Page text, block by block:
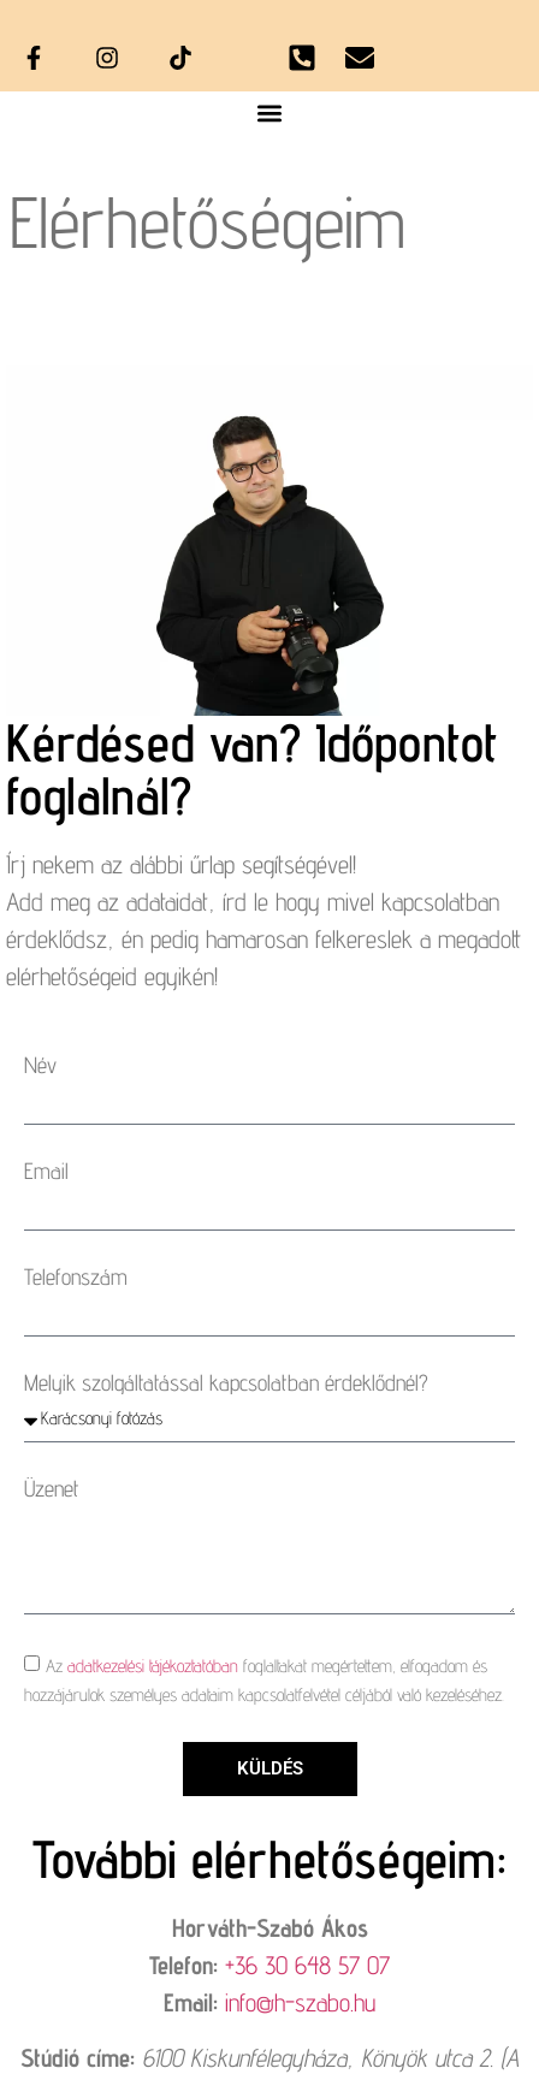
Elérhetőségeim
Kérdésed van? Időpontot
foglalnál?
Írj nekem az alábbi űrlap segítségével!
Add meg az adataidat, írd le hogy mivel kapcsolatban
érdeklődsz, én pedig hamarosan felkereslek a megadott
elérhetőségeid egyikén!
Név
Email
Telefonszám
Melyik szolgáltatással kapcsolatban érdeklődnél?
Üzenet
Az adatkezelési tájékoztatóban foglaltakat megértettem, elfogadom és
hozzájárulok személyes adataim kapcsolatfelvétel céljából való kezeléséhez.
KÜLDÉS
További elérhetőségeim:
Horváth-Szabó Ákos
Telefon: +36 30 648 57 07
Email: info@h-szabo.hu
Stúdió címe: 6100 Kiskunfélegyháza, Könyök utca 2. (A